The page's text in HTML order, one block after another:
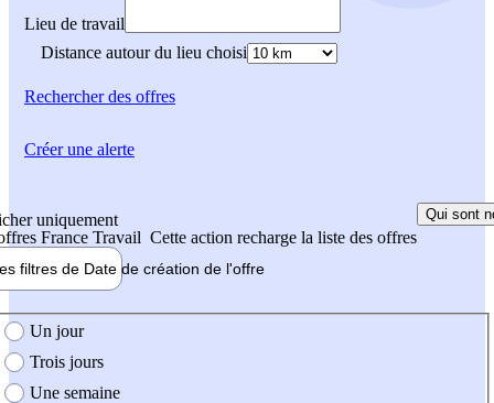
Lieu de travail
Distance autour du lieu choisi
Rechercherdes offres
uniquement
France Travail Cette action recharge la liste des offres
Qui sont
filtres de Date de création de l'offre
création de l'offre
Un jour
Trois jours
Une semaine
Créer une alerte